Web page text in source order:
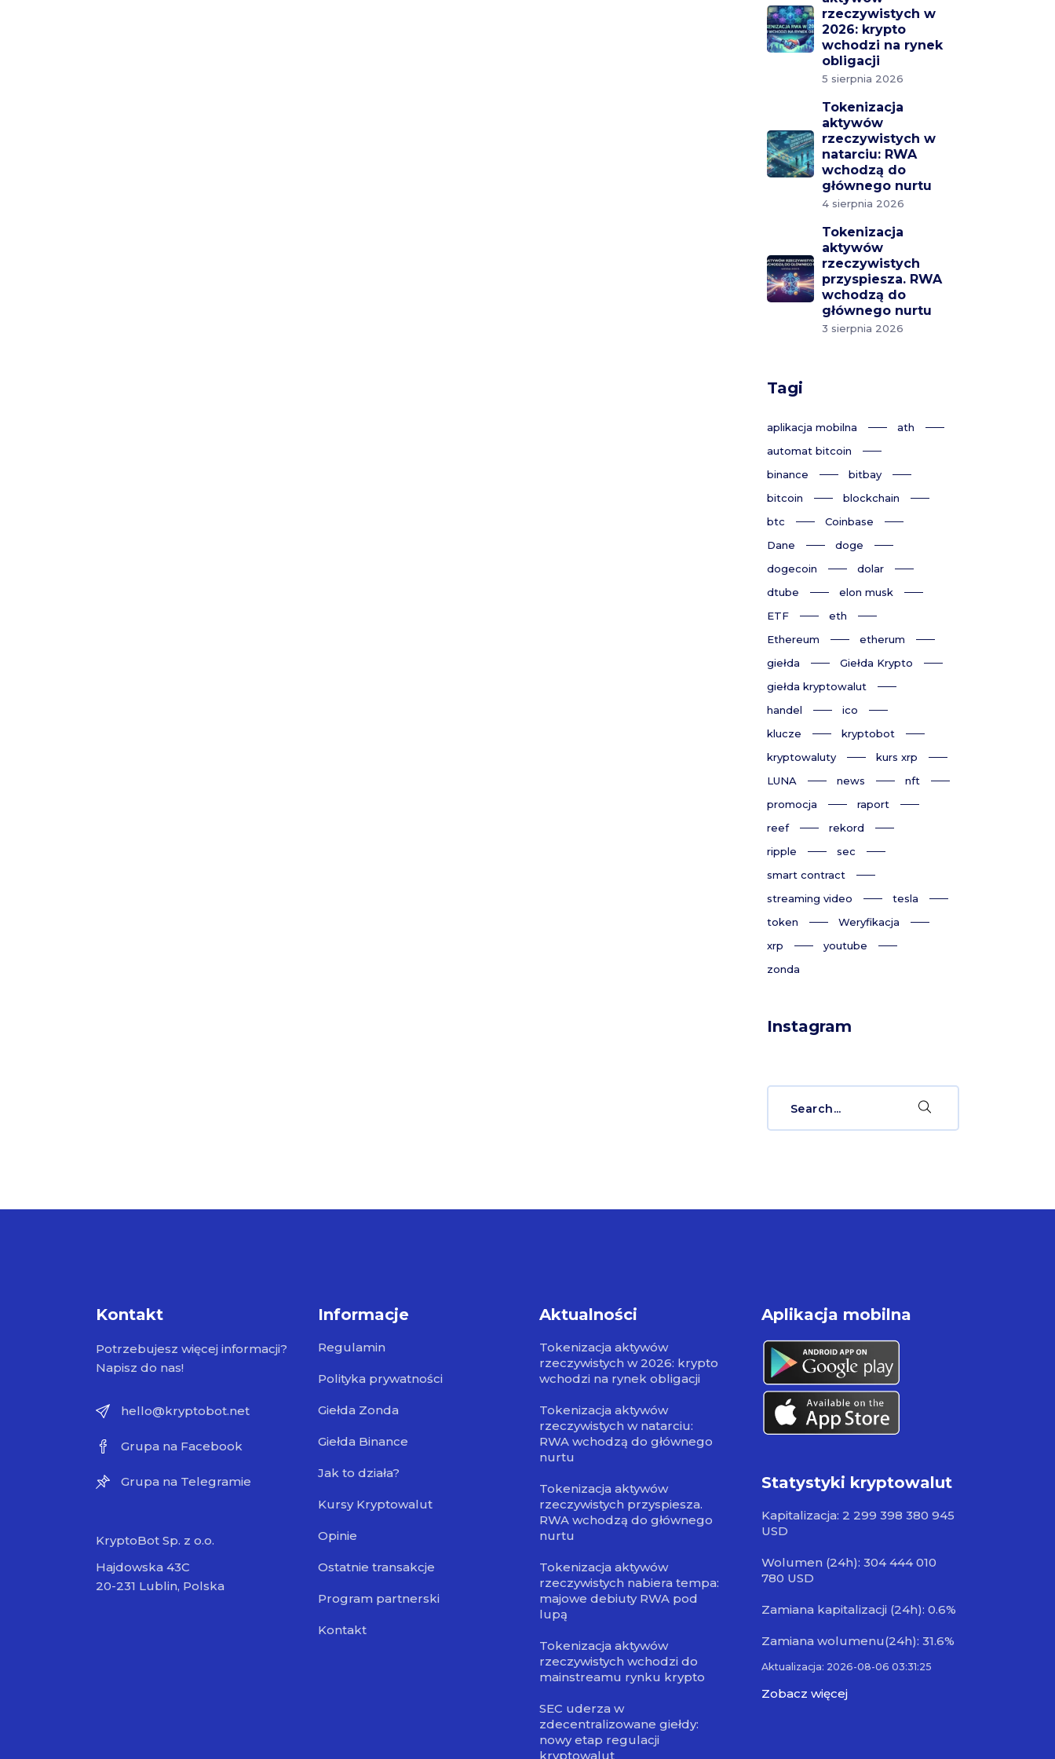
rzeczywistych w
2026: krypto
wchodzi na rynek
obligacji
5 sierpnia 2026
Tokenizacja
aktywów
rzeczywistych w
natarciu: RWA
wchodzą do
głównego nurtu
4 sierpnia 2026
Tokenizacja
aktywów
rzeczywistych
przyspiesza. RWA
wchodzą do
głównego nurtu
3 sierpnia 2026
Tagi
aplikacja mobilna
ath
automat bitcoin
binance
bitbay
bitcoin
blockchain
btc
Coinbase
Dane
doge
dogecoin
dolar
dtube
elon musk
ETF
eth
Ethereum
etherum
giełda
Giełda Krypto
giełda kryptowalut
handel
ico
klucze
kryptobot
kryptowaluty
kurs xrp
LUNA
news
nft
promocja
raport
reef
rekord
ripple
sec
smart contract
streaming video
tesla
token
Weryfikacja
xrp
youtube
zonda
Instagram
Kontakt
Potrzebujesz więcej informacji?
Napisz do nas!
hello@kryptobot.net
Grupa na Facebook
Grupa na Telegramie
KryptoBot Sp. z o.o.
Hajdowska 43C
20-231 Lublin, Polska
Informacje
Regulamin
Polityka prywatności
Giełda Zonda
Giełda Binance
Jak to działa?
Kursy Kryptowalut
Opinie
Ostatnie transakcje
Program partnerski
Kontakt
Aktualności
Tokenizacja aktywów
rzeczywistych w 2026: krypto
wchodzi na rynek obligacji
Tokenizacja aktywów
rzeczywistych w natarciu:
RWA wchodzą do głównego
nurtu
Tokenizacja aktywów
rzeczywistych przyspiesza.
RWA wchodzą do głównego
nurtu
Tokenizacja aktywów
rzeczywistych nabiera tempa:
majowe debiuty RWA pod
lupą
Tokenizacja aktywów
rzeczywistych wchodzi do
mainstreamu rynku krypto
SEC uderza w
zdecentralizowane giełdy:
nowy etap regulacji
kryptowalut
Aplikacja mobilna
Statystyki kryptowalut
Kapitalizacja: 2 299 398 380 945
USD
Wolumen (24h): 304 444 010
780 USD
Zamiana kapitalizacji (24h): 0.6%
Zamiana wolumenu(24h): 31.6%
Aktualizacja: 2026-08-06 03:31:25
Zobacz więcej